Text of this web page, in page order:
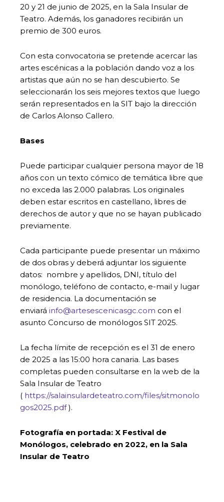
20 y 21 de junio de 2025, en la Sala Insular de
Teatro. Además, los ganadores recibirán un
premio de 300 euros.
Con esta convocatoria se pretende acercar las
artes escénicas a la población dando voz a los
artistas que aún no se han descubierto. Se
seleccionarán los seis mejores textos que luego
serán representados en la SIT bajo la dirección
de Carlos Alonso Callero.
Bases
Puede participar cualquier persona mayor de 18
años con un texto cómico de temática libre que
no exceda las 2.000 palabras. Los originales
deben estar escritos en castellano, libres de
derechos de autor y que no se hayan publicado
previamente.
Cada participante puede presentar un máximo
de dos obras y deberá adjuntar los siguiente
datos: nombre y apellidos, DNI, título del
monólogo, teléfono de contacto, e-mail y lugar
de residencia. La documentación se
enviará info@artesescenicasgc.com con el
asunto Concurso de monólogos SIT 2025.
La fecha límite de recepción es el 31 de enero
de 2025 a las 15:00 hora canaria. Las bases
completas pueden consultarse en la web de la
Sala Insular de Teatro
( https://salainsulardeteatro.com/files/sitmonolo
gos2025.pdf).
Fotografía en portada: X Festival de
Monólogos, celebrado en 2022, en la Sala
Insular de Teatro